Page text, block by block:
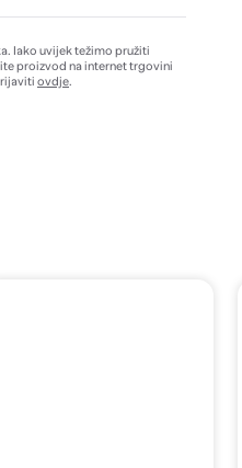
Iako uvijek težimo pružiti
proizvod na internet trgovini
ovdje.